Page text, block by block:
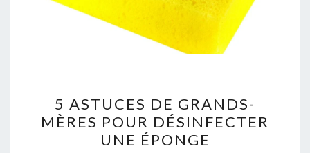
ASTUCES
DE
GRANDS-
5 ASTUCES DE GRANDS-
MÈRES POUR DÉSINFECTER
UNE ÉPONGE